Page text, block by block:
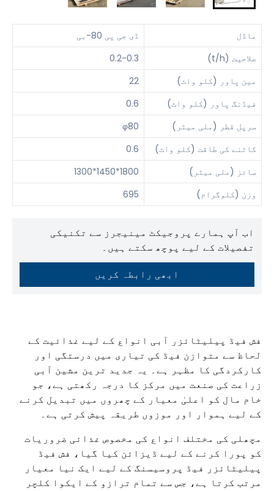
ماڈل
ڈی جی پی 80-بی
صلاحیت (t/h)
0.2-0.3
مین پاور (کلو واٹ)
22
فیڈنگ پاور (کلو واٹ)
0.6
سرپل قطر (ملی میٹر)
φ80
کاٹنے کی طاقت (کلو واٹ)
0.6
سائز (ملی میٹر)
1800*1450*1300
وزن (کلوگرام)
695
اب آپ ہمارے پروجیکٹ مینیجرز سے تکنیکی
تفصیلات کے لیے پوچھ سکتے ہیں۔
ابھی رابطہ کریں
فش فیڈ پیلیٹائزر آبی انواع کے لیے غذائیت کے
لحاظ سے متوازن فیڈ کی تیاری میں درستگی اور
کارکردگی کا مظہر ہے۔ یہ جدید ترین مشین آبی
زراعت کی صنعت میں مرکز کا درجہ رکھتی ہے، جو
خام مال کو اعلیٰ معیار کے چھروں میں تبدیل کرنے
کے لیے ہموار اور موزوں طریقہ پیش کرتی ہے۔
مچھلی کی مختلف انواع کی مخصوص غذائی ضروریات
کو پورا کرنے کے لیے ڈیزائن کیا گیا، فش فیڈ
پیلیٹائزر فیڈ پروسیسنگ کے لیے ایک نیا معیار
مرتب کرتا ہے، جس سے تمام ترازو کے ایکوا کلچر